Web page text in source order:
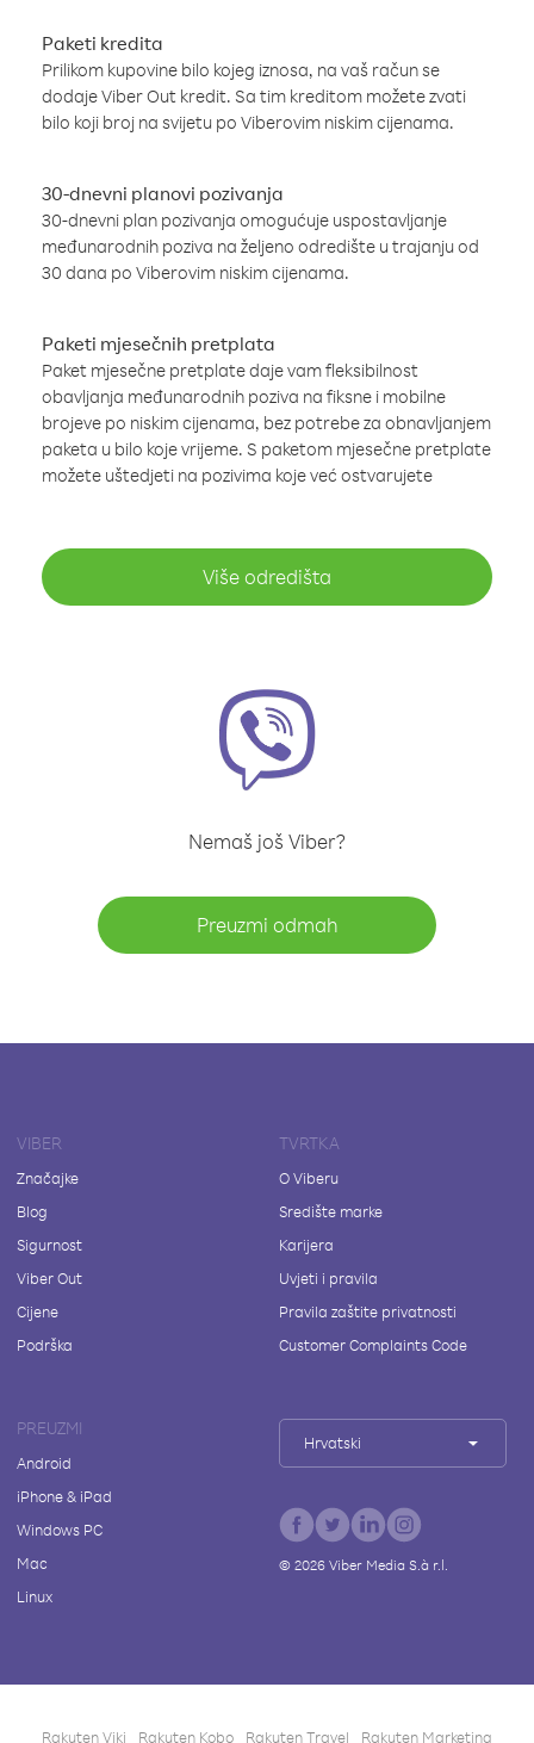
Paketi kredita
Prilikom kupovine bilo kojeg iznosa, na vaš račun se
dodaje Viber Out kredit. Sa tim kreditom možete zvati
bilo koji broj na svijetu po Viberovim niskim cijenama.
30-dnevni planovi pozivanja
30-dnevni plan pozivanja omogućuje uspostavljanje
međunarodnih poziva na željeno odredište u trajanju od
30 dana po Viberovim niskim cijenama.
Paketi mjesečnih pretplata
Paket mjesečne pretplate daje vam fleksibilnost
obavljanja međunarodnih poziva na fiksne i mobilne
brojeve po niskim cijenama, bez potrebe za obnavljanjem
paketa u bilo koje vrijeme. S paketom mjesečne pretplate
možete uštedjeti na pozivima koje već ostvarujete
Više odredišta
Nemaš još Viber?
Preuzmi odmah
VIBER
Značajke
Blog
Sigurnost
Viber Out
Cijene
Podrška
TVRTKA
O Viberu
Središte marke
Karijera
Uvjeti i pravila
Pravila zaštite privatnosti
Customer Complaints Code
PREUZMI
Android
iPhone & iPad
Windows PC
Mac
Linux
Hrvatski
© 2026Viber Media S.à r.l.
Rakuten Viki Rakuten Kobo Rakuten Travel Rakuten Marketing